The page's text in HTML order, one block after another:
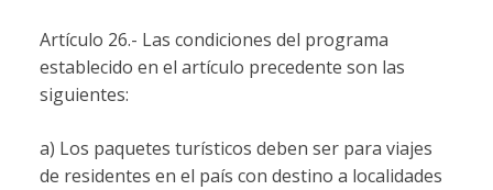
Artículo 26.- Las condiciones del programa
establecido en el artículo precedente son las
siguientes:
a) Los paquetes turísticos deben ser para viajes
de residentes en el país con destino a localidades